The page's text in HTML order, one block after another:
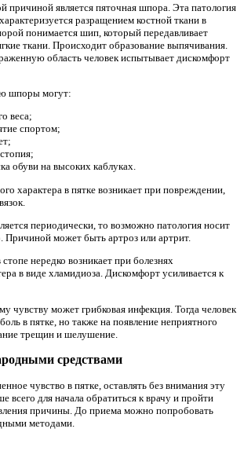
причиной является пяточная шпора. Эта патология
разращением костной ткани в
понимается шип, который передавливает
ткани. Происходит образование выпячивания.
область человек испытывает дискомфорт
шпоры могут:
веса;
спортом;
обуви на высоких каблуках.
характера в пятке возникает при повреждении,
периодически, то возможно патология носит
Причиной может быть артроз или артрит.
нередко возникает при болезнях
в виде хламидиоза. Дискомфорт усиливается к
чувству может грибковая инфекция. Тогда человек
в пятке, но также на появление неприятного
трещин и шелушение.
средствами
чувство в пятке, оставлять без внимания эту
всего для начала обратиться к врачу и пройти
причины. До приема можно попробовать
методами.